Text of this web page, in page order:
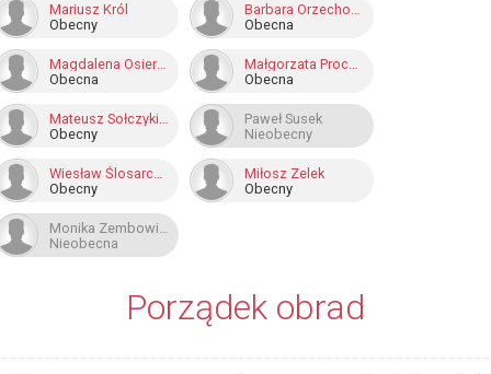
Mariusz Król
Obecny
Barbara Orzechowska
Obecna
Magdalena Osierda-Zając
Obecna
Małgorzata Prochot
Obecna
Mateusz Sołczykiewicz
Obecny
Paweł Susek
Nieobecny
Wiesław Ślosarczyk
Obecny
Miłosz Zelek
Obecny
Monika Zembowicz
Nieobecna
Porządek obrad